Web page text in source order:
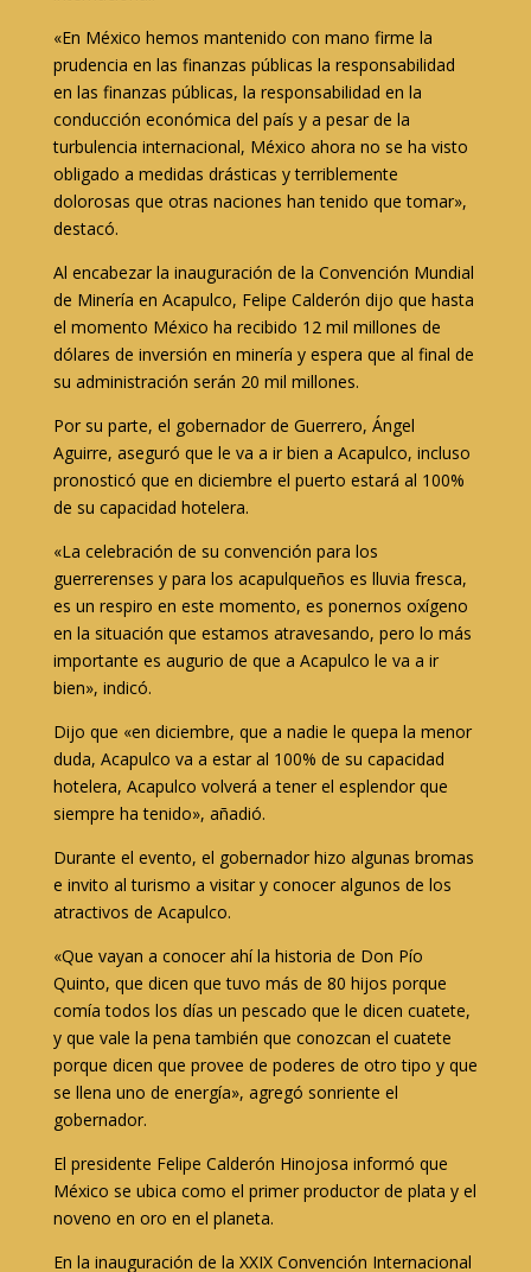
«En México hemos mantenido con mano firme la
prudencia en las finanzas públicas la responsabilidad
en las finanzas públicas, la responsabilidad en la
conducción económica del país y a pesar de la
turbulencia internacional, México ahora no se ha visto
obligado a medidas drásticas y terriblemente
dolorosas que otras naciones han tenido que tomar»,
destacó.
Al encabezar la inauguración de la Convención Mundial
de Minería en Acapulco, Felipe Calderón dijo que hasta
el momento México ha recibido 12 mil millones de
dólares de inversión en minería y espera que al final de
su administración serán 20 mil millones.
Por su parte, el gobernador de Guerrero, Ángel
Aguirre, aseguró que le va a ir bien a Acapulco, incluso
pronosticó que en diciembre el puerto estará al 100%
de su capacidad hotelera.
«La celebración de su convención para los
guerrerenses y para los acapulqueños es lluvia fresca,
es un respiro en este momento, es ponernos oxígeno
en la situación que estamos atravesando, pero lo más
importante es augurio de que a Acapulco le va a ir
bien», indicó.
Dijo que «en diciembre, que a nadie le quepa la menor
duda, Acapulco va a estar al 100% de su capacidad
hotelera, Acapulco volverá a tener el esplendor que
siempre ha tenido», añadió.
Durante el evento, el gobernador hizo algunas bromas
e invito al turismo a visitar y conocer algunos de los
atractivos de Acapulco.
«Que vayan a conocer ahí la historia de Don Pío
Quinto, que dicen que tuvo más de 80 hijos porque
comía todos los días un pescado que le dicen cuatete,
y que vale la pena también que conozcan el cuatete
porque dicen que provee de poderes de otro tipo y que
se llena uno de energía», agregó sonriente el
gobernador.
El presidente Felipe Calderón Hinojosa informó que
México se ubica como el primer productor de plata y el
noveno en oro en el planeta.
En la inauguración de la XXIX Convención Internacional